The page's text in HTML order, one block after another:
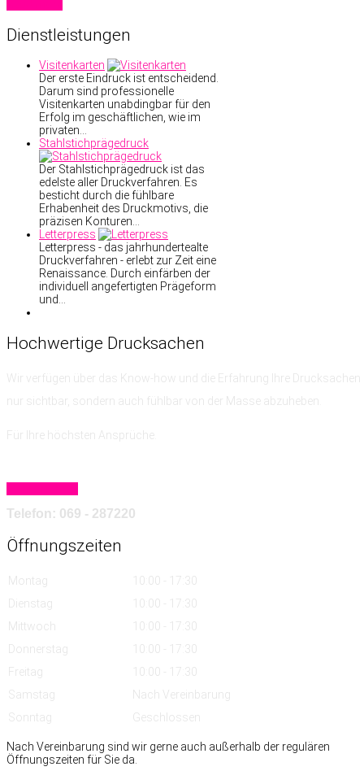
Dienstleistungen
Visitenkarten
Der erste Eindruck ist entscheidend.
Darum sind professionelle
Visitenkarten unabdingbar für den
Erfolg im geschäftlichen, wie im
privaten…
Stahlstichprägedruck
Der Stahlstichprägedruck ist das
edelste aller Druckverfahren. Es
besticht durch die fühlbare
Erhabenheit des Druckmotivs, die
präzisen Konturen…
Letterpress
Letterpress - das jahrhundertealte
Druckverfahren - erlebt zur Zeit eine
Renaissance. Durch einfärben der
individuell angefertigten Prägeform
und…
Hochwertige Drucksachen
Wir verfügen über das Know-how und die Erfahrung
Ihre
nur sichtbar, sondern auch fühlbar von der Masse abzuheben.
Für Ihre höchsten Ansprüche.
Telefon: 069 - 287220
Öffnungszeiten
Montag
10:00 - 17:30
Dienstag
10:00 - 17:30
Mittwoch
10:00 - 17:30
Donnerstag
10:00 - 17:30
Freitag
10:00 - 17:30
Samstag
Nach Vereinbarung
Sonntag
Geschlossen
Nach Vereinbarung sind wir gerne auch außerhalb der regulären
Öffnungszeiten für Sie da.